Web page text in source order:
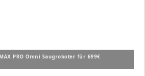
MAX PRO Omni Saugroboter für 699€